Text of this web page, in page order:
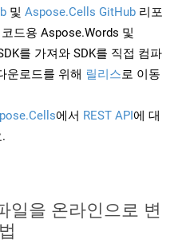
및 Aspose.Cells GitHub 리포
드용 Aspose.Words 및
를 가져와 SDK를 직접 컴파
운로드를 위해 릴리스로 이동
에서 REST API에 대
일을 온라인으로 변